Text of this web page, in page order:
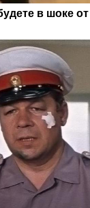
в шоке от